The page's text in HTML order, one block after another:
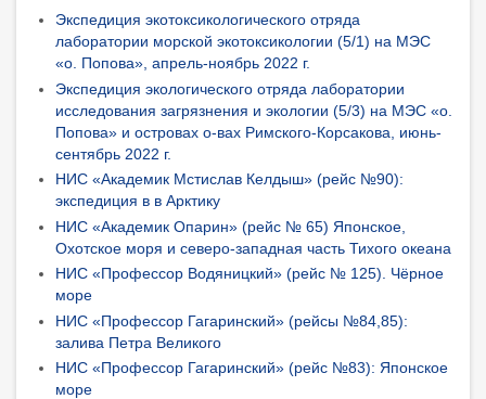
Экспедиция экотоксикологического отряда
лаборатории морской экотоксикологии (5/1) на МЭС
«о. Попова», апрель-ноябрь 2022 г.
Экспедиция экологического отряда лаборатории
исследования загрязнения и экологии (5/3) на МЭС «о.
Попова» и островах о-вах Римского-Корсакова, июнь-
сентябрь 2022 г.
НИС «Академик Мстислав Келдыш» (рейс №90):
экспедиция в в Арктику
НИС «Академик Опарин» (рейс № 65) Японское,
Охотское моря и северо-западная часть Тихого океана
НИС «Профессор Водяницкий» (рейс № 125). Чёрное
море
НИС «Профессор Гагаринский» (рейсы №84,85):
залива Петра Великого
НИС «Профессор Гагаринский» (рейс №83): Японское
море